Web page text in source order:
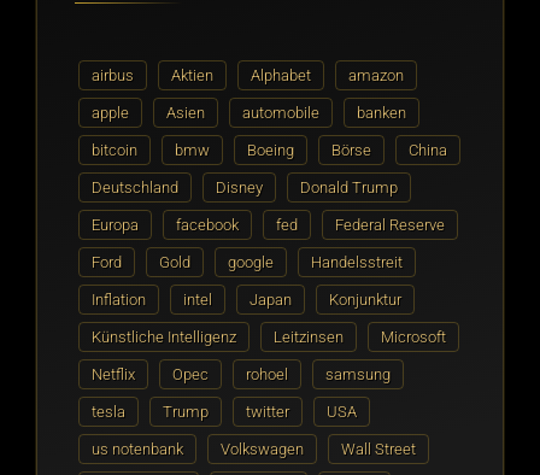
airbus Aktien Alphabet amazon
apple Asien automobile banken
bitcoin bmw Boeing Börse China
Deutschland Disney Donald Trump
Europa facebook fed Federal Reserve
Ford Gold google Handelsstreit
Inflation intel Japan Konjunktur
Künstliche Intelligenz Leitzinsen Microsoft
Netflix Opec rohoel samsung
tesla Trump twitter USA
us notenbank Volkswagen Wall Street